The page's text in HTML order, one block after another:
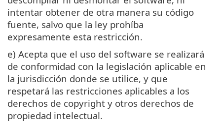
intentar obtener de otra manera su código
fuente, salvo que la ley prohíba
expresamente esta restricción.
e) Acepta que el uso del software se realizará
de conformidad con la legislación aplicable en
la jurisdicción donde se utilice, y que
respetará las restricciones aplicables a los
derechos de copyright y otros derechos de
propiedad intelectual.